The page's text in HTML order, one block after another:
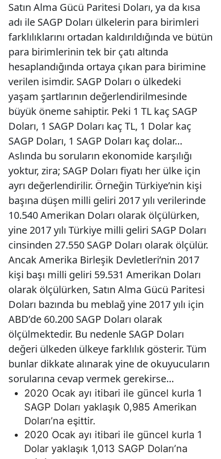
Satın Alma Gücü Paritesi Doları, ya da kısa
adı ile SAGP Doları ülkelerin para birimleri
farklılıklarını ortadan kaldırıldığında ve bütün
para birimlerinin tek bir çatı altında
hesaplandığında ortaya çıkan para birimine
verilen isimdir. SAGP Doları o ülkedeki
yaşam şartlarının değerlendirilmesinde
büyük öneme sahiptir. Peki 1 TL kaç SAGP
Doları, 1 SAGP Doları kaç TL, 1 Dolar kaç
SAGP Doları, 1 SAGP Doları kaç dolar…
Aslında bu soruların ekonomide karşılığı
yoktur, zira; SAGP Doları fiyatı her ülke için
ayrı değerlendirilir. Örneğin Türkiye’nin kişi
başına düşen milli geliri 2017 yılı verilerinde
10.540 Amerikan Doları olarak ölçülürken,
yine 2017 yılı Türkiye milli geliri SAGP Doları
cinsinden 27.550 SAGP Doları olarak ölçülür.
Ancak Amerika Birleşik Devletleri’nin 2017
kişi başı milli geliri 59.531 Amerikan Doları
olarak ölçülürken, Satın Alma Gücü Paritesi
Doları bazında bu meblağ yine 2017 yılı için
ABD’de 60.200 SAGP Doları olarak
ölçülmektedir. Bu nedenle SAGP Doları
değeri ülkeden ülkeye farklılık gösterir. Tüm
bunlar dikkate alınarak yine de okuyucuların
sorularına cevap vermek gerekirse…
2020 Ocak ayı itibari ile güncel kurla 1
SAGP Doları yaklaşık 0,985 Amerikan
Doları’na eşittir.
2020 Ocak ayı itibari ile güncel kurla 1
Dolar yaklaşık 1,013 SAGP Doları’na